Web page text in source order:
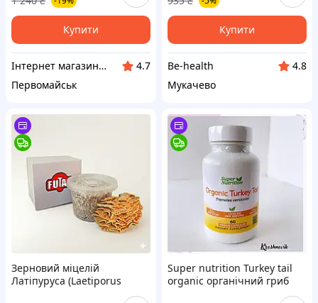
Купити
Інтернет магазин e-dobavki
4.7
Первомайськ
Купити
Be-health
4.8
Мукачево
Зерновий міцелій
Латіпуруса (Laetiporus
Super nutrition Turkey tail
organic органічний гриб
трутовик різнокольоровий